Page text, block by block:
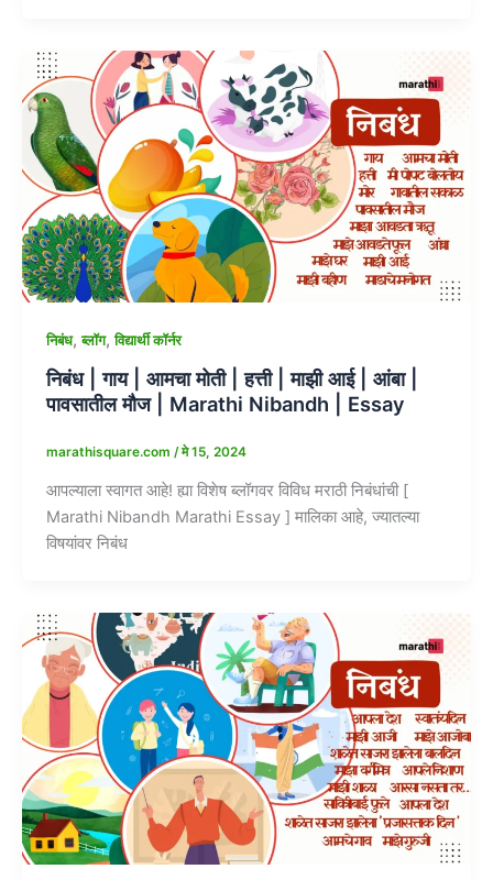
निबंध,ब्लॉग,विद्यार्थी कॉर्नर
निबंध | गाय | आमचा मोती | हत्ती | माझी आई | आंबा |
पावसातील मौज | Marathi Nibandh | Essay
marathisquare.com /मे 15, 2024
आपल्याला स्वागत आहे! ह्या विशेष ब्लॉगवर विविध मराठी निबंधांची [
Marathi Nibandh Marathi Essay ] मालिका आहे, ज्यातल्या
विषयांवर निबंध